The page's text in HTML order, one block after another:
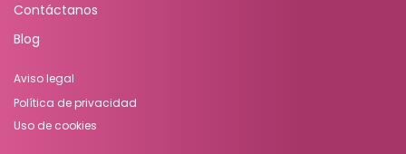
Contáctanos
Blog
Aviso legal
Política de privacidad
Uso de cookies